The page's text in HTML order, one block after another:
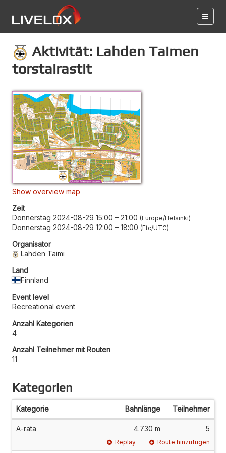
Aktivität: Lahden Taimen
torstairastit
Show overview map
Zeit
Donnerstag 2024-08-29 15:00 – 21:00 Europe/Helsinki
Donnerstag 2024-08-29 12:00 – 18:00 Etc/UTC
Organisator
Lahden Taimi
Land
Finnland
Event level
Recreational event
Anzahl Kategorien
4
Anzahl Teilnehmer mit Routen
11
Kategorien
Kategorie Bahnlänge Teilnehmer
A-rata 4.730 m 5
Replay Route hinzufügen